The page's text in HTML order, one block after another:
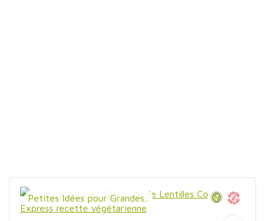
Petites Idées pour Grandes...